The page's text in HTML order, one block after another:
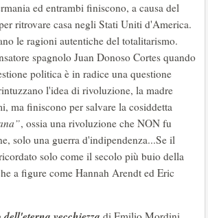
ed entrambi finiscono, a causa del
ritrovare casa negli Stati Uniti d'America.
le ragioni autentiche del totalitarismo.
spagnolo Juan Donoso Cortes quando
politica è in radice una questione
l'idea di rivoluzione, la madre
ma finiscono per salvare la cosiddetta
, ossia una rivoluzione che NON fu
solo una guerra d'indipendenza...Se il
solo come il secolo più buio della
a figure come Hannah Arendt ed Eric